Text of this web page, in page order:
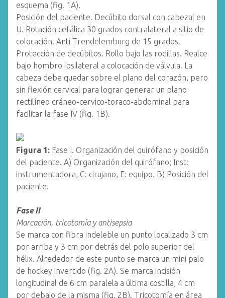
esquema (fig. 1A).
Posición del paciente. Decúbito dorsal con cabezal en
U. Rotación cefálica 30 grados contralateral a sitio de
colocación. Anti Trendelemburg de 15 grados.
Protección de decúbitos. Rollo bajo las rodillas. Realce
bajo hombro ipsilateral a colocación de válvula. La
cabeza debe quedar sobre el plano del corazón, pero
sin flexión cervical para lograr generar un plano
rectilíneo cráneo-cervico-toraco-abdominal para
facilitar la fase IV (fig. 1B).
Figura 1: Fase I. Organización del quirófano y posición
del paciente. A) Organización del quirófano; Inst:
instrumentadora, C: cirujano, E: equipo. B) Posición del
paciente.
Fase II
Marcación, tricotomía y antisepsia
Se marca con fibra indeleble un punto localizado 3 cm
por arriba y 3 cm por detrás del polo superior del
hélix. Alrededor de este punto se marca un mini palo
de hockey invertido (fig. 2A). Se marca incisión
longitudinal de 6 cm paralela a última costilla, 4 cm
por debajo de la misma (fig. 2B). Tricotomía en área